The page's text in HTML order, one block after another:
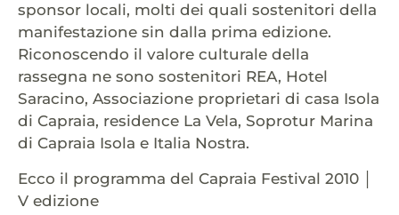
sponsor locali, molti dei quali sostenitori della
manifestazione sin dalla prima edizione.
Riconoscendo il valore culturale della
rassegna ne sono sostenitori REA, Hotel
Saracino, Associazione proprietari di casa Isola
di Capraia, residence La Vela, Soprotur Marina
di Capraia Isola e Italia Nostra.
Ecco il programma del Capraia Festival 2010 │
V edizione